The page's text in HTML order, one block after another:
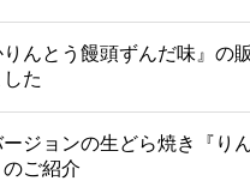
りんとう饅頭ずんだ味』の
した
ージョンの生どら焼き『り
のご紹介